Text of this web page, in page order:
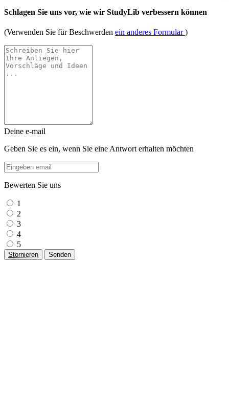
Schlagen Sie uns vor, wie wir StudyLib verbessern können
(Verwenden Sie für Beschwerden ein anderes Formular)
Deine e-mail
Geben Sie es ein, wenn Sie eine Antwort erhalten möchten
Bewerten Sie uns
1
2
3
4
5
Stornieren Senden